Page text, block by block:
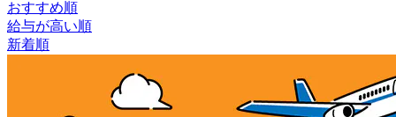
おすすめ順
給与が高い順
新着順